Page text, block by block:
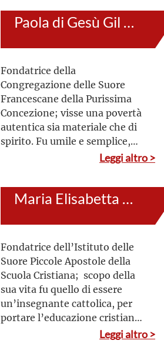
Gesù
Paola di Gesù Gil Cano
Fondatrice della
Congregazione delle Suore
Francescane della Purissima
Concezione; visse una povertà
autentica sia materiale che di
spirito. Fu umile e semplice,
anche nei lunghi anni di
la Congregazione, nel
doti di governo
Leggi altro >
Maria Elisabetta Mazza
Fondatrice dell’Istituto delle
Suore Piccole Apostole della
Scuola Cristiana; scopo della
sua vita fu quello di essere
un’insegnante cattolica, per
portare l’educazione cristiana
nell’ambiente scolasticoLeggi altro >